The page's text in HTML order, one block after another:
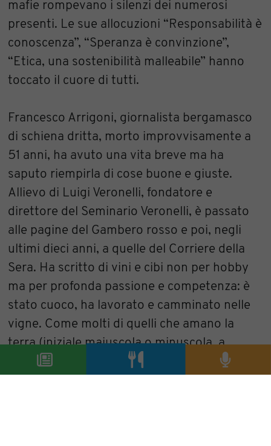
mafie rompevano i silenzi dei numerosi
presenti. Le sue allocuzioni “Responsabilità è
conoscenza”, “Speranza è convinzione”,
“Etica, una sostenibilità malleabile” hanno
toccato il cuore di tutti.
Francesco Arrigoni, giornalista bergamasco
di schiena dritta, morto improvvisamente a
51 anni, ha avuto una vita breve ma ha
saputo riempirla di cose buone e giuste.
Allievo di Luigi Veronelli, fondatore e
direttore del Seminario Veronelli, è passato
alle pagine del Gambero rosso e poi, negli
ultimi dieci anni, a quelle del Corriere della
Sera. Ha scritto di vini e cibi non per hobby
ma per profonda passione e competenza: è
stato cuoco, ha lavorato e camminato nelle
vigne. Come molti di quelli che amano la
terra (iniziale maiuscola o minuscola, a
piacere) ha coltivato una visione etica. E,